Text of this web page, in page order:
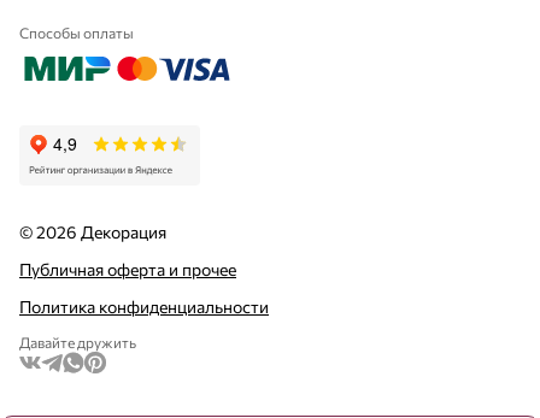
Способы оплаты
© 2026 Декорация
Публичная оферта и прочее
Политика конфиденциальности
Давайте дружить